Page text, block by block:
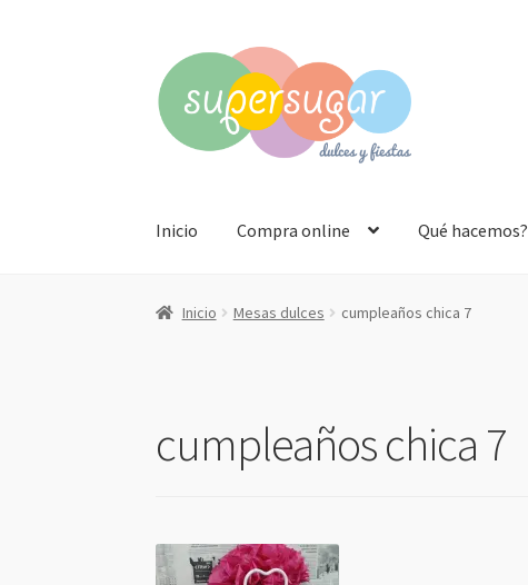
a
la
navegación
al
contenido
Inicio Compra online Qué hacemos?
Inicio Mesas dulces cumpleaños chica 7
cumpleaños chica 7